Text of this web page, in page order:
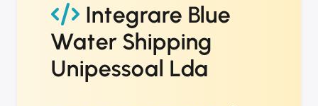
Integrare Blue
Water Shipping
Unipessoal Lda